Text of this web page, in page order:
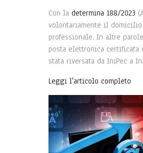
Con la determina 188/2023
volontariamente il
professionale. In altre
posta elettronica certificata
stata riversata da IniPec a
Leggi l'articolo completo